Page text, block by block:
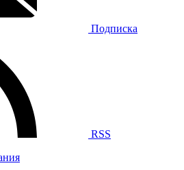
Подписка
RSS